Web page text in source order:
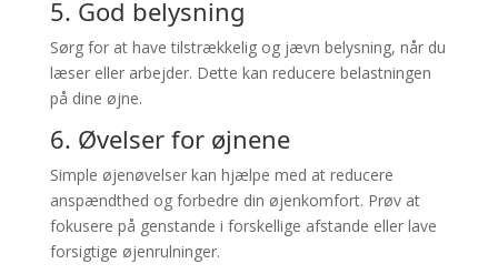
5. God belysning
Sørg for at have tilstrækkelig og jævn belysning, når du
læser eller arbejder. Dette kan reducere belastningen
på dine øjne.
6. Øvelser for øjnene
Simple øjenøvelser kan hjælpe med at reducere
anspændthed og forbedre din øjenkomfort. Prøv at
fokusere på genstande i forskellige afstande eller lave
forsigtige øjenrulninger.